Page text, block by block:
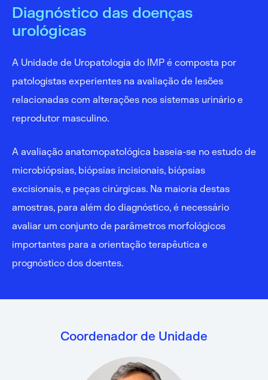
Diagnóstico das doenças
urológicas
A Unidade de Uropatologia do IMP é composta por
patologistas experientes na avaliação de lesões
relacionadas com alterações nos sistemas urinário e
reprodutor masculino.
A avaliação anatomopatológica baseia-se no estudo de
microbiópsias, biópsias incisionais, biópsias
excisionais, e peças cirúrgicas. Na maioria destas
amostras, para além do diagnóstico, é necessário
avaliar um conjunto de parâmetros morfológicos
importantes para a orientação terapêutica e
prognóstico dos doentes.
Coordenador de Unidade